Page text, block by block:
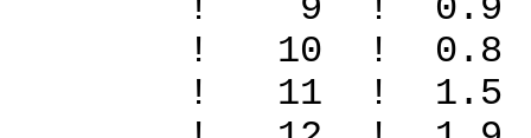
! 9 ! 0.9
! 10 ! 0.8
! 11 ! 1.5